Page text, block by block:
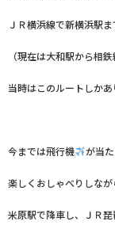
ＪＲ横浜線で新横浜駅
（現在は大和駅から相
当時はこのルートしか
今までは飛行機 が当
楽しくおしゃべりしな
米原駅で降車し、ＪＲ